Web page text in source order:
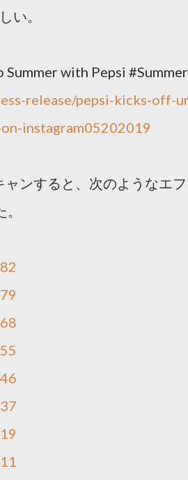
い。
with Pepsi
release/pepsi-kicks-off-
instagram05202019
ンすると、次のようなエ